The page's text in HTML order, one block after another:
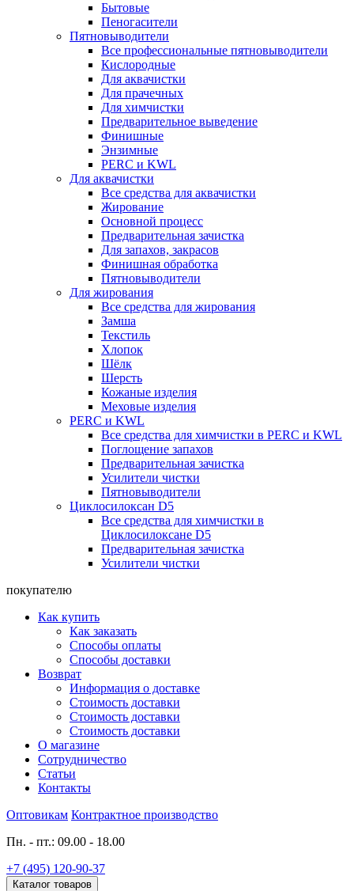
Бытовые
Пеногасители
Пятновыводители
Все профессиональные пятновыводители
Кислородные
Для аквачистки
Для прачечных
Для химчистки
Предварительное выведение
Финишные
Энзимные
PERC и KWL
Для аквачистки
Все средства для аквачистки
Жирование
Основной процесс
Предварительная зачистка
Для запахов, закрасов
Финишная обработка
Пятновыводители
Для жирования
Все средства для жирования
Замша
Текстиль
Хлопок
Шёлк
Шерсть
Кожаные изделия
Меховые изделия
PERC и KWL
Все средства для химчистки в PERC и KWL
Поглощение запахов
Предварительная зачистка
Усилители чистки
Пятновыводители
Циклосилоксан D5
Все средства для химчистки в
Циклосилоксане D5
Предварительная зачистка
Усилители чистки
покупателю
Как купить
Как заказать
Способы оплаты
Способы доставки
Возврат
Информация о доставке
Стоимость доставки
Стоимость доставки
Стоимость доставки
О магазине
Сотрудничество
Статьи
Контакты
Оптовикам Контрактное производство
Пн. - пт.: 09.00 - 18.00
+7 (495) 120-90-37
Каталог товаров